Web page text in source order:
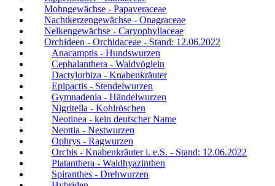
Mohngewächse - Papaveraceae
Nachtkerzengewächse - Onagraceae
Nelkengewächse - Caryophyllaceae
Orchideen - Orchidaceae - Stand: 12.06.2022
Anacamptis - Hundswurzen
Cephalanthera - Waldvöglein
Dactylorhiza - Knabenkräuter
Epipactis - Stendelwurzen
Gymnadenia - Händelwurzen
Nigritella - Kohlröschen
Neotinea - kein deutscher Name
Neottia - Nestwurzen
Ophrys - Ragwurzen
Orchis - Knabenkräuter i. e.S. - Stand: 12.06.2022
Platanthera - Waldhyazinthen
Spiranthes - Drehwurzen